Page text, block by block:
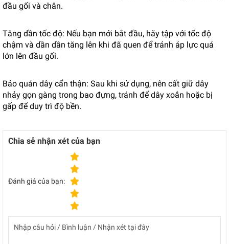
đầu gối và chân.
Tăng dần tốc độ: Nếu bạn mới bắt đầu, hãy tập với tốc độ
chậm và dần dần tăng lên khi đã quen để tránh áp lực quá
lớn lên đầu gối.
Bảo quản dây cẩn thận: Sau khi sử dụng, nên cất giữ dây
nhảy gọn gàng trong bao đựng, tránh để dây xoắn hoặc bị
gấp để duy trì độ bền.
Chia sẻ nhận xét của bạn
Đánh giá của bạn: